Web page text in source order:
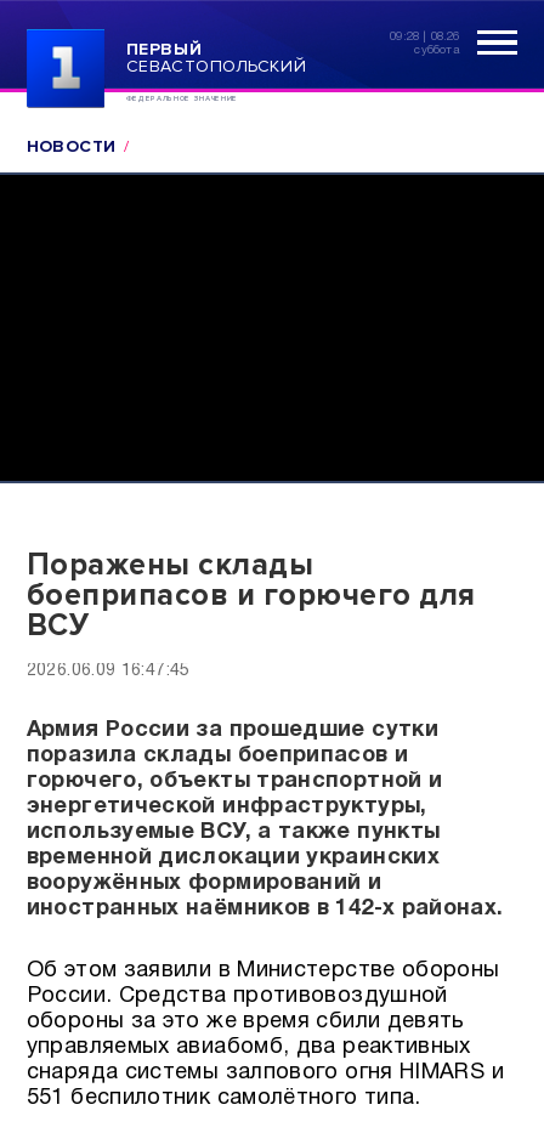
ПЕРВЫЙ
СЕВАСТОПОЛЬСКИЙ
ФЕДЕРАЛЬНОЕ ЗНАЧЕНИЕ
09:28 | 08.26
суббота
НОВОСТИ
Поражены склады
боеприпасов и горючего для
ВСУ
2026.06.09 16:47:45
Армия России за прошедшие сутки
поразила склады боеприпасов и
горючего, объекты транспортной и
энергетической инфраструктуры,
используемые ВСУ, а также пункты
временной дислокации украинских
вооружённых формирований и
иностранных наёмников в 142-х районах.
Об этом заявили в Министерстве обороны
России. Средства противовоздушной
обороны за это же время сбили девять
управляемых авиабомб, два реактивных
снаряда системы залпового огня HIMARS и
551 беспилотник самолётного типа.